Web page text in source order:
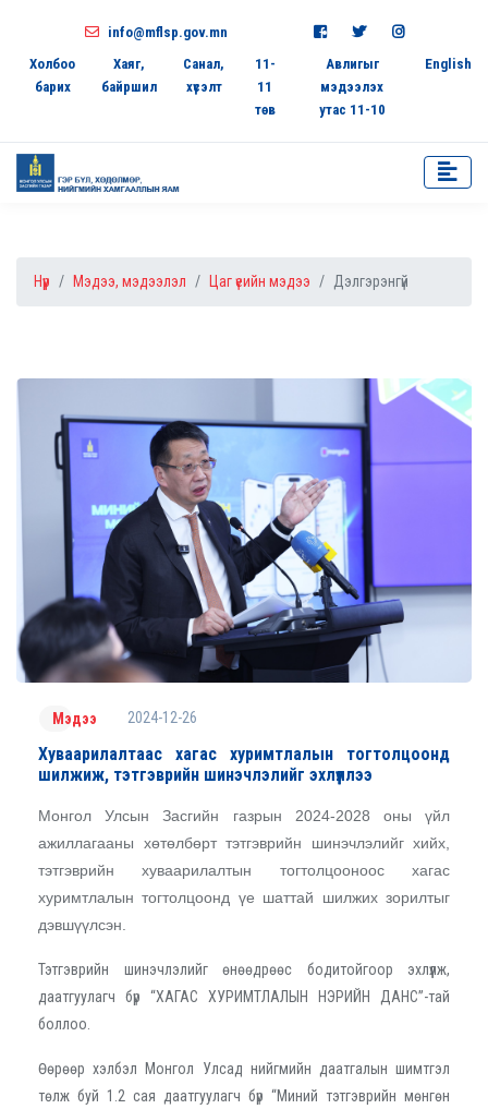
info@mflsp.gov.mn
Холбоо
барих
Хаяг,
байршил
Санал,
хүсэлт
11-
11
төв
Авлигыг
мэдээлэх
утас 11-10
English
Нүүр Мэдээ, мэдээлэл Цаг үеийн мэдээ Дэлгэрэнгүй
Мэдээ 2024-12-26
Хуваарилалтаас хагас хуримтлалын тогтолцоонд
шилжиж, тэтгэврийн шинэчлэлийг эхлүүллээ
Монгол Улсын Засгийн газрын 2024-2028 оны үйл
ажиллагааны хөтөлбөрт тэтгэврийн шинэчлэлийг хийх,
тэтгэврийн хуваарилалтын тогтолцооноос хагас
хуримтлалын тогтолцоонд үе шаттай шилжих зорилтыг
дэвшүүлсэн.
Тэтгэврийн шинэчлэлийг өнөөдрөөс бодитойгоор эхлүүлж,
даатгуулагч бүр “ХАГАС ХУРИМТЛАЛЫН НЭРИЙН ДАНС”-тай
боллоо.
Өөрөөр хэлбэл Монгол Улсад нийгмийн даатгалын шимтгэл
төлж буй 1.2 сая даатгуулагч бүр “Миний тэтгэврийн мөнгөн